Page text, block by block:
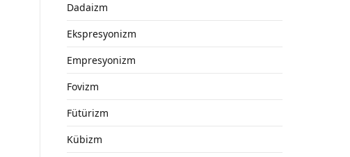
Dadaizm
Ekspresyonizm
Empresyonizm
Fovizm
Fütürizm
Kübizm